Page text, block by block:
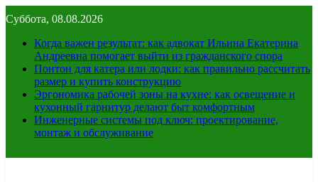
к
содержимому
Суббота, 08.08.2026
Когда важен результат: как адвокат Ильина Екатерина
Андреевна помогает выйти из гражданского спора
Понтон для катера или лодки: как правильно рассчитать
размер и купить конструкцию
Эргономика рабочей зоны на кухне: как освещение и
кухонный гарнитур делают быт комфортным
Инженерные системы под ключ: проектирование,
монтаж и обслуживание